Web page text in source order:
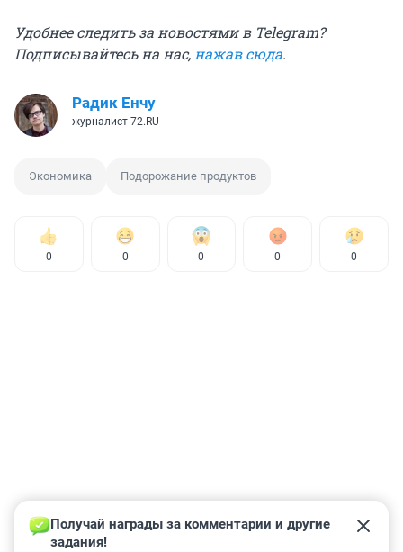
Удобнее следить за новостями в Telegram?
Подписывайтесь на нас,нажав сюда.
Радик Енчу
журналист 72.RU
Экономика Подорожание продуктов
0 0 0 0 0
Получай награды за комментарии и другие
задания!